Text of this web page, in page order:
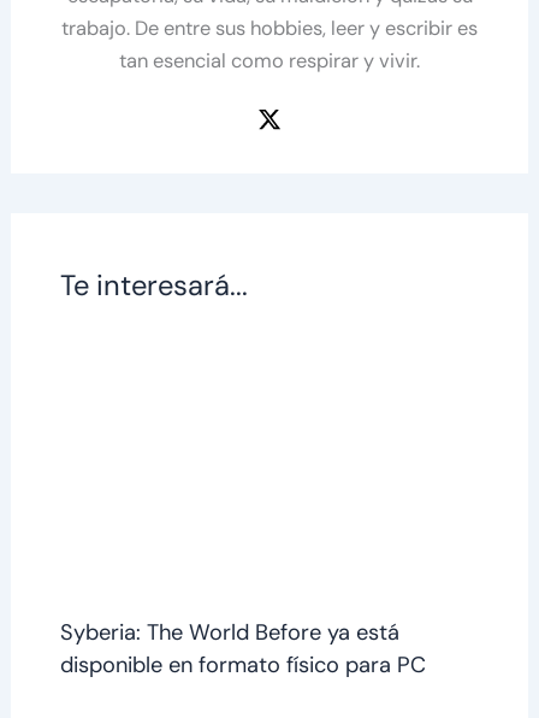
trabajo. De entre sus hobbies, leer y escribir es
tan esencial como respirar y vivir.
Te interesará...
Syberia: The World Before ya está
disponible en formato físico para PC